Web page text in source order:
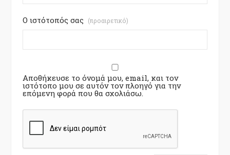
Ο ιστότοπός σας (προαιρετικό)
Αποθήκευσε το όνομά μου, email, και τον
ιστότοπο μου σε αυτόν τον πλοηγό για την
επόμενη φορά που θα σχολιάσω.